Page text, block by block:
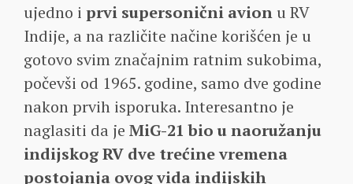
ujedno i prvi supersonični avion u RV
Indije, a na različite načine korišćen je u
gotovo svim značajnim ratnim sukobima,
počevši od 1965. godine, samo dve godine
nakon prvih isporuka. Interesantno je
naglasiti da je MiG-21 bio u naoružanju
indijskog RV dve trećine vremena
postojanja ovog vida indijskih